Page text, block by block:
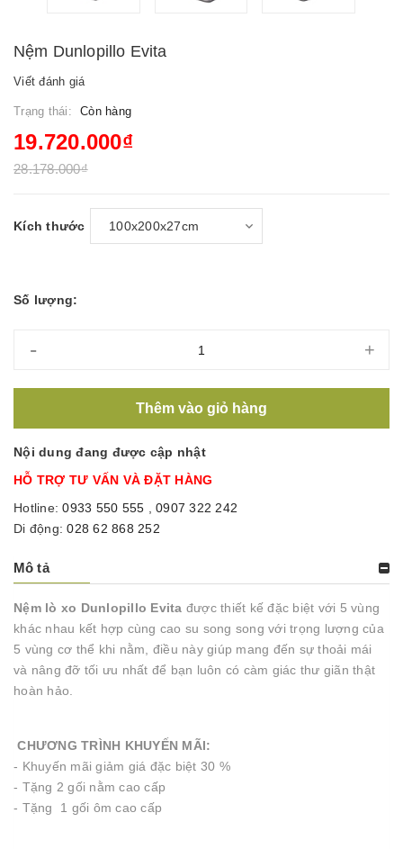
Nệm Dunlopillo Evita
Viết đánh giá
Trạng thái: Còn hàng
19.720.000₫
28.178.000₫
Kích thước
Số lượng:
- +
Thêm vào giỏ hàng
Nội dung đang được cập nhật
HỖ TRỢ TƯ VẤN VÀ ĐẶT HÀNG
Hotline:0933 550 555
0907 322 242
Di động:028 62 868 252
Mô tả
Nệm lò xo Dunlopillo Evita được thiết kế đặc biệt với 5 vùng
khác nhau kết hợp cùng cao su song song với trọng lượng của
5 vùng cơ thể khi nằm, điều này giúp mang đến sự thoải mái
và nâng đỡ tối ưu nhất để bạn luôn có càm giác thư giãn thật
hoàn hảo.
CHƯƠNG TRÌNH KHUYẾN MÃI:
- Khuyến mãi giảm giá đặc biệt 30 %
- Tặng 2 gối nằm cao cấp
- Tặng 1 gối ôm cao cấp